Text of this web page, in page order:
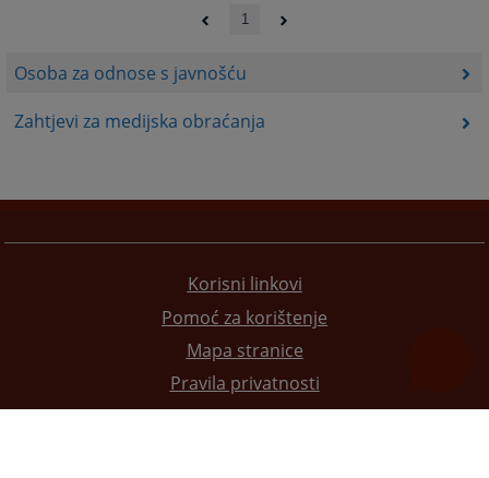
Osoba za odnose s javnošću
Zahtjevi za medijska obraćanja
1
Korisni linkovi
Pomoć za korištenje
Mapa stranice
Pravila privatnosti